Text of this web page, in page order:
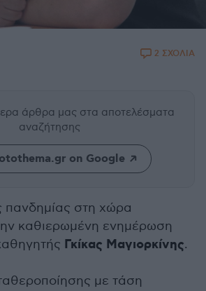
2 ΣΧΟΛΙΑ
άρθρα μας στα αποτελέσματα
αναζήτησης
on Google
πανδημίας στη χώρα
καθιερωμένη ενημέρωση
Γκίκας Μαγιορκίνης.
με τάση